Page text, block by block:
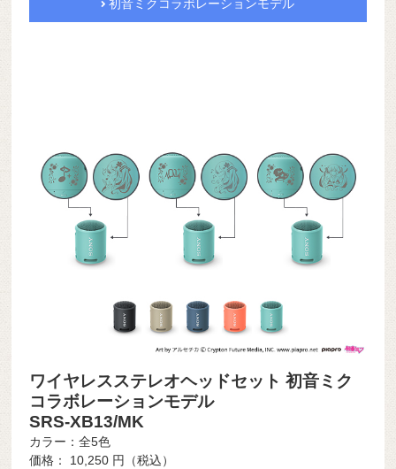
初音ミクコラボレーションモデル
ワイヤレスステレオヘッドセット 初音ミク
コラボレーションモデル
SRS-XB13/MK
カラー：全5色
価格： 10,250 円（税込）